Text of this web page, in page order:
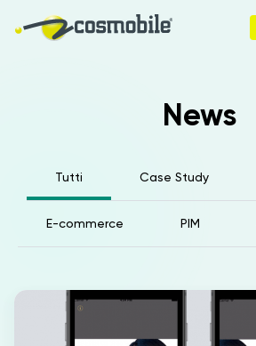
Soluzioni
Webinar
News
Tutti Case Study
E-commerce PIM